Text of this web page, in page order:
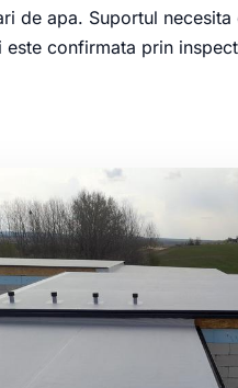
de apa. Suportul necesita
confirmata prin